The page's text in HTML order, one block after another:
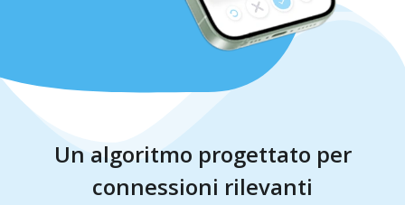
Un algoritmo progettato per
connessioni rilevanti